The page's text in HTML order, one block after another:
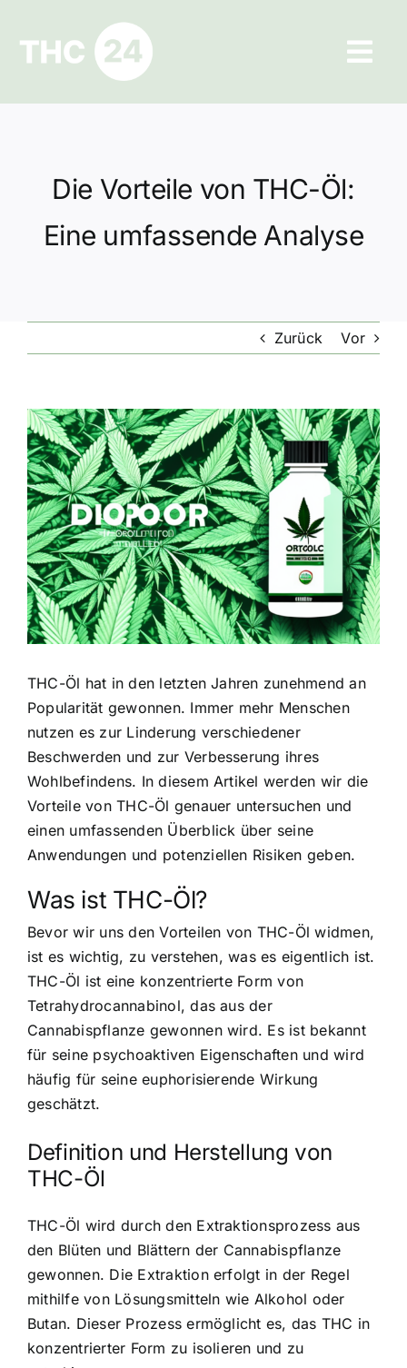
springen
Ratgeber
Datenschutz
Die Vorteile von THC-Öl:
Eine umfassende Analyse
Zurück Vor
Zeige
grösseres
Bild
THC-Öl hat in den letzten Jahren zunehmend an
Popularität gewonnen. Immer mehr Menschen
nutzen es zur Linderung verschiedener
Beschwerden und zur Verbesserung ihres
Wohlbefindens. In diesem Artikel werden wir die
Vorteile von THC-Öl genauer untersuchen und
einen umfassenden Überblick über seine
Anwendungen und potenziellen Risiken geben.
Was ist THC-Öl?
Bevor wir uns den Vorteilen von THC-Öl widmen,
ist es wichtig, zu verstehen, was es eigentlich ist.
THC-Öl ist eine konzentrierte Form von
Tetrahydrocannabinol, das aus der
Cannabispflanze gewonnen wird. Es ist bekannt
für seine psychoaktiven Eigenschaften und wird
häufig für seine euphorisierende Wirkung
geschätzt.
Definition und Herstellung von
THC-Öl
THC-Öl wird durch den Extraktionsprozess aus
den Blüten und Blättern der Cannabispflanze
gewonnen. Die Extraktion erfolgt in der Regel
mithilfe von Lösungsmitteln wie Alkohol oder
Butan. Dieser Prozess ermöglicht es, das THC in
konzentrierter Form zu isolieren und zu